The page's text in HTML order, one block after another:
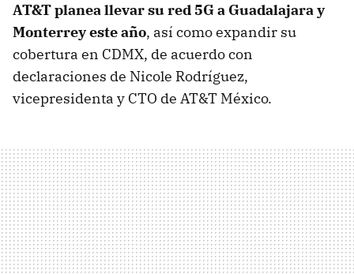
AT&T planea llevar su red 5G a Guadalajara y
Monterrey este año, así como expandir su
cobertura en CDMX, de acuerdo con
declaraciones de Nicole Rodríguez,
vicepresidenta y CTO de AT&T México.